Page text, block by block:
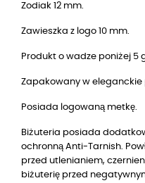
Zodiak 12 mm.
Zawieszka z logo 10 mm.
Produkt o wadze poniżej 5
Zapakowany w eleganckie
Posiada logowaną metkę.
Biżuteria posiada
ochronną Anti-Tarnish.
przed utlenianiem,
biżuterię przed